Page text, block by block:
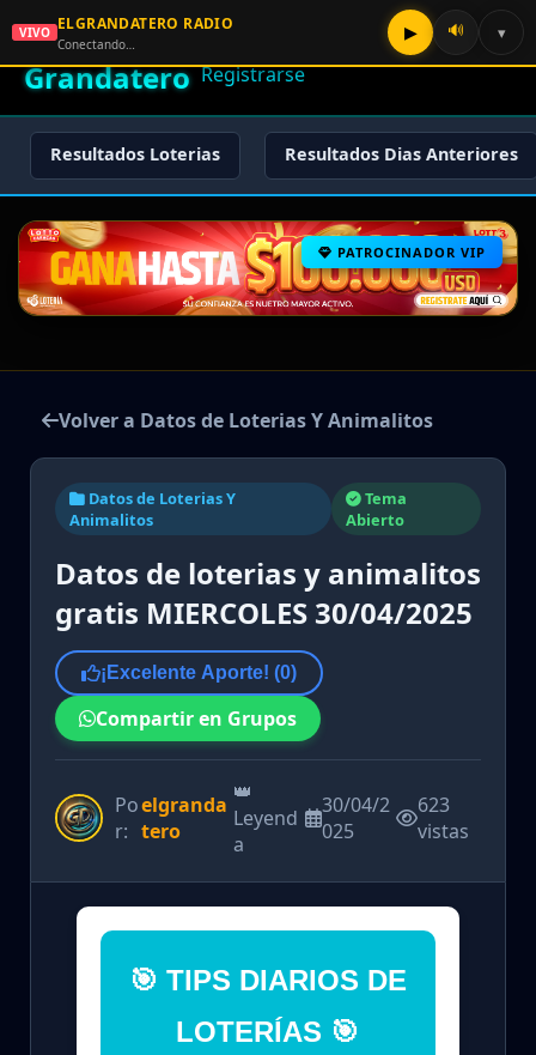
🌟 El
Grandatero
🔑 Iniciar Sesión
📝
Registrarse
Resultados Loterias Resultados Dias Anteriores
PATROCINADOR VIP
Volver a Datos de Loterias Y Animalitos
Datos de Loterias Y
Animalitos
Tema
Abierto
Datos de loterias y animalitos
gratis MIERCOLES 30/04/2025
¡Excelente Aporte! (0)
Compartir en Grupos
Po
r:
elgranda
tero
👑
Leyend
a
30/04/2
025
623
vistas
🎯 TIPS DIARIOS DE
LOTERÍAS 🎯
VIVO ELGRANDATERO RADIO
Conectando…
▶ 🔊 ▾